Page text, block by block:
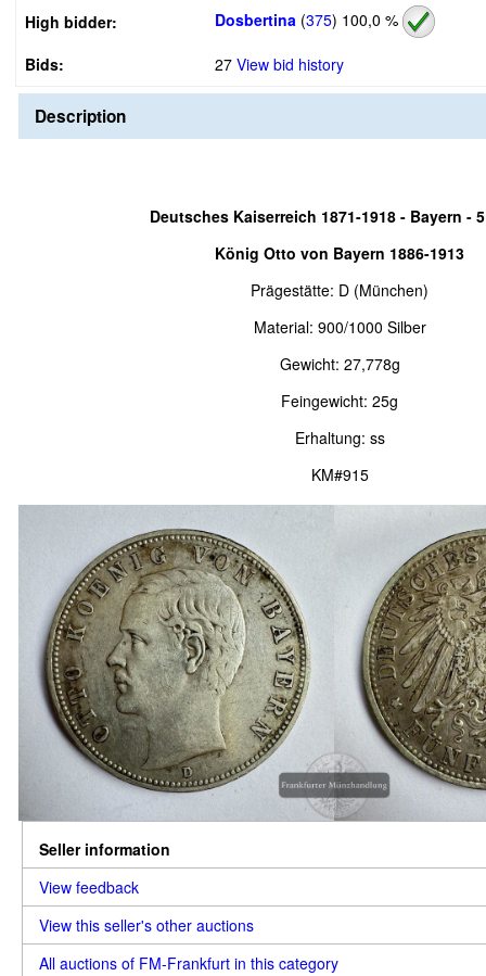
High bidder:
Dosbertina (375) 100,0 %
Bids: 27 View bid history
Description
Deutsches Kaiserreich 1871-1918 - Bayern -
König Otto von Bayern 1886-1913
Prägestätte: D (München)
Material: 900/1000 Silber
Gewicht: 27,778g
Feingewicht: 25g
Erhaltung: ss
KM#915
Seller information
View feedback
View this seller's other auctions
All auctions of FM-Frankfurt in this category